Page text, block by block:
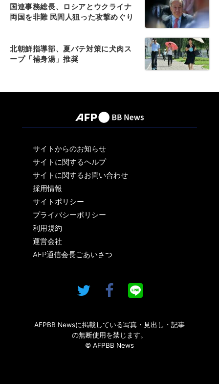
国連事務総長、ロシアとウクライナ
両国を非難 民間人狙った攻撃めぐり
北朝鮮指導部、夏バテ対策に犬肉ス
ープ「補身湯」推奨
サイトからのお知らせ
サイトに関するヘルプ
サイトに関するお問い合わせ
採用情報
サイトポリシー
プライバシーポリシー
利用規約
運営会社
AFP通信会長ごあいさつ
AFPBB Newsに掲載している写真・見出し・記事
の無断使用を禁じます。
© AFPBB News